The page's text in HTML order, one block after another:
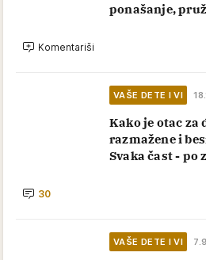
ponašanje,
Komentariši
VAŠE DETE I VI
Kako je otac za
razmažene i
Svaka čast - po
30
VAŠE DETE I VI